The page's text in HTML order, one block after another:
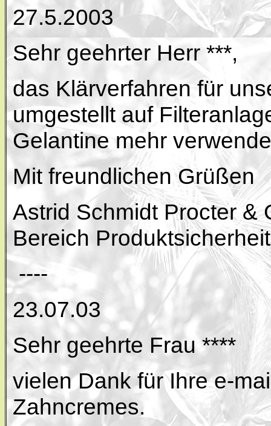
27.5.2003
Sehr geehrter Herr ***,
das Klärverfahren für
umgestellt auf
Gelantine mehr
Mit freundlichen Grüßen
Astrid Schmidt Procter &
Bereich Produktsicherheit
----
23.07.03
Sehr geehrte Frau ****
vielen Dank für Ihre e-
Zahncremes.